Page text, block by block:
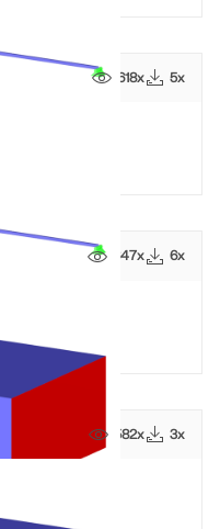
618x 5x
647x 6x
582x 3x